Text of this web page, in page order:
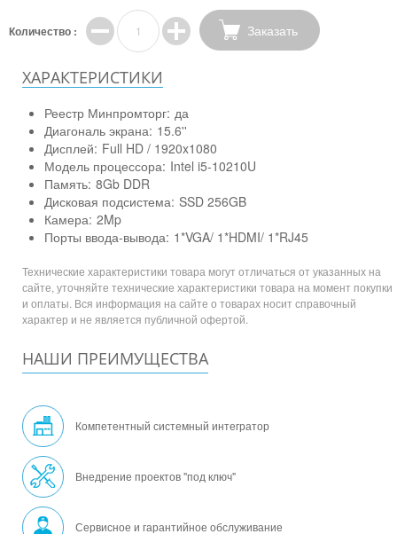
Количество : Заказать
ХАРАКТЕРИСТИКИ
Реестр Минпромторг: да
Диагональ экрана: 15.6''
Дисплей: Full HD / 1920x1080
Модель процессора: Intel i5-10210U
Память: 8Gb DDR
Дисковая подсистема: SSD 256GB
Камера: 2Mp
Порты ввода-вывода: 1*VGA/ 1*HDMI/ 1*RJ45
Технические характеристики товара могут отличаться от указанных на
сайте, уточняйте технические характеристики товара на момент покупки
и оплаты. Вся информация на сайте о товарах носит справочный
характер и не является публичной офертой.
НАШИ ПРЕИМУЩЕСТВА
Компетентный системный интегратор
Внедрение проектов "под ключ"
Сервисное и гарантийное обслуживание